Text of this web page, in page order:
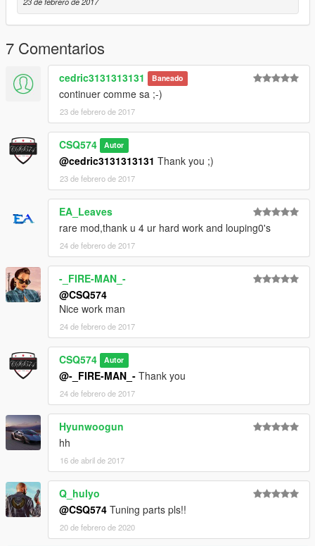
10. Spawn byFFF
11. Enjoy!
Changelog:
1.0:
First release
I work hard to introduce you to something perfect!
CSQ574 Homepage
Credits:
7 Comentarios
cedric3131313131 Baneado
continuer comme sa ;-)
23 de febrero de 2017
CSQ574 Autor
@cedric3131313131 Thank you ;)
23 de febrero de 2017
EA_Leaves
rare mod,thank u 4 ur hard work and louping0's
24 de febrero de 2017
-_FIRE-MAN_-
@CSQ574
Nice work man
24 de febrero de 2017
CSQ574 Autor
@-_FIRE-MAN_- Thank you
24 de febrero de 2017
Hyunwoogun
hh
16 de abril de 2017
Q_hulyo
@CSQ574 Tuning parts pls!!
20 de febrero de 2020